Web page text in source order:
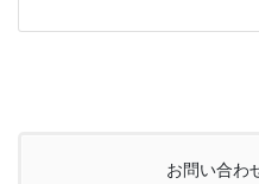
お問い合わ